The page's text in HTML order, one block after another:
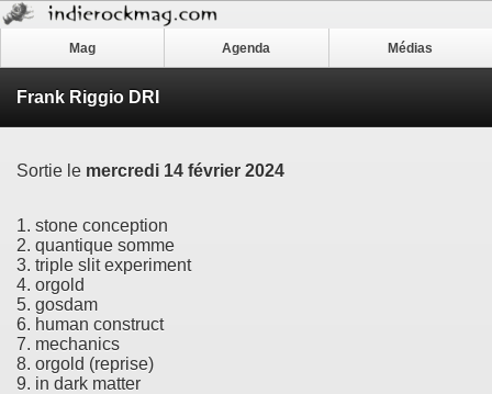
Mag Agenda Médias
Frank Riggio DRI
Sortie le mercredi 14 février 2024
1. stone conception
2. quantique somme
3. triple slit experiment
4. orgold
5. gosdam
6. human construct
7. mechanics
8. orgold (reprise)
9. in dark matter